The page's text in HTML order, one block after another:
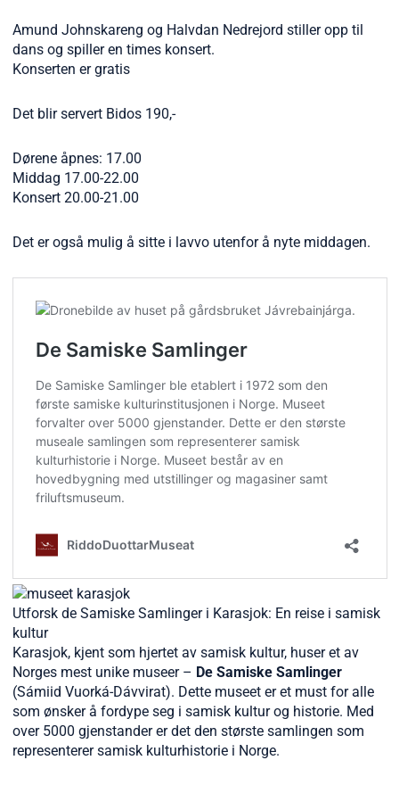
Amund Johnskareng og Halvdan Nedrejord stiller opp til
dans og spiller en times konsert.
Konserten er gratis
Det blir servert Bidos 190,-
Dørene åpnes: 17.00
Middag 17.00-22.00
Konsert 20.00-21.00
Det er også mulig å sitte i lavvo utenfor å nyte middagen.
Utforsk de Samiske Samlinger i Karasjok: En reise i samisk
kultur
Karasjok, kjent som hjertet av samisk kultur, huser et av
Norges mest unike museer – De Samiske Samlinger
(Sámiid Vuorká-Dávvirat). Dette museet er et must for alle
som ønsker å fordype seg i samisk kultur og historie. Med
over 5000 gjenstander er det den største samlingen som
representerer samisk kulturhistorie i Norge.